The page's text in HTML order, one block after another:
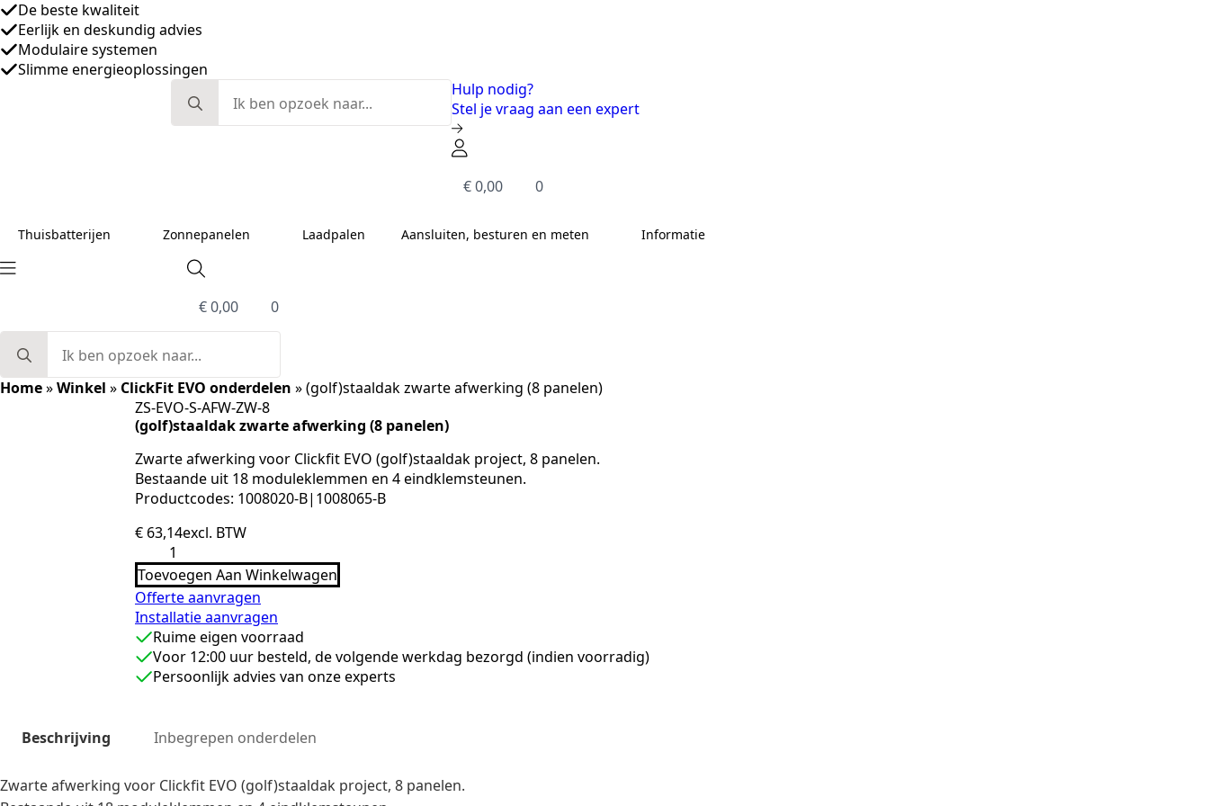
De beste kwaliteit
Eerlijk en deskundig advies
Modulaire systemen
Slimme energieoplossingen
for:
Hulp nodig?
Stel je vraag aan een expert
€0,00 0
Thuisbatterijen Zonnepanelen Laadpalen Aansluiten, besturen en meten Informatie
€0,00
0
for:
Home»Winkel » ClickFit EVO onderdelen »(golf)staaldak zwarte afwerking (8 panelen)
ZS-EVO-S-AFW-ZW-8
(golf)staaldak zwarte afwerking (8 panelen)
Zwarte afwerking voor Clickfit EVO (golf)staaldak project, 8 panelen.
Bestaande uit 18 moduleklemmen en 4 eindklemsteunen.
Productcodes: 1008020-B|1008065-B
€ 63,14excl. BTW
(golf)staaldak
zwarte
afwerking
(8
panelen)
aantal
Toevoegen Aan Winkelwagen
Offerte aanvragen
Installatie aanvragen
Ruime eigen voorraad
Voor 12:00 uur besteld, de volgende werkdag bezorgd (indien voorradig)
Persoonlijk advies van onze experts
Beschrijving Inbegrepen onderdelen
Zwarte afwerking voor Clickfit EVO (golf)staaldak project, 8 panelen.